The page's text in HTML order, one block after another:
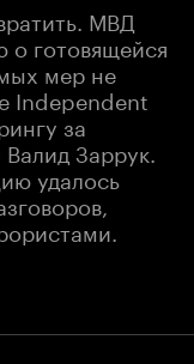
МВД
готовящейся
мер не
Independеnt
за
Заррук.
удалось